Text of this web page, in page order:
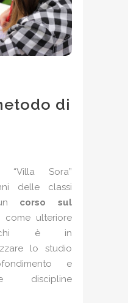
di
“Villa Sora”
delle classi
corso sul
come ulteriore
è in
lo studio
e
discipline